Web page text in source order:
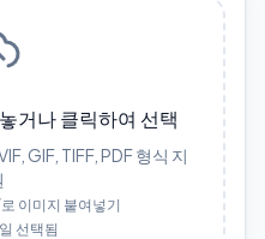
거나 클릭하여 선택
GIF, TIFF, PDF 형식 지
이미지 붙여넣기
선택됨